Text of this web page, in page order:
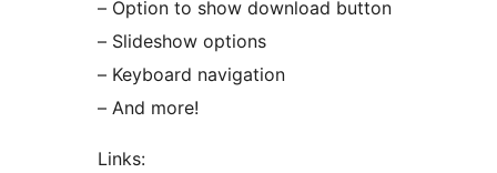
– Option to show download button
– Slideshow options
– Keyboard navigation
– And more!
Links: